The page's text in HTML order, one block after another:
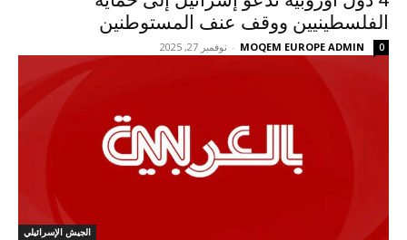
الفلسطينيين ووقف عنف المستوطنين
MOQEM EUROPE ADMIN
- نوفمبر 27, 2025 0
الجيش الإسرائيلي